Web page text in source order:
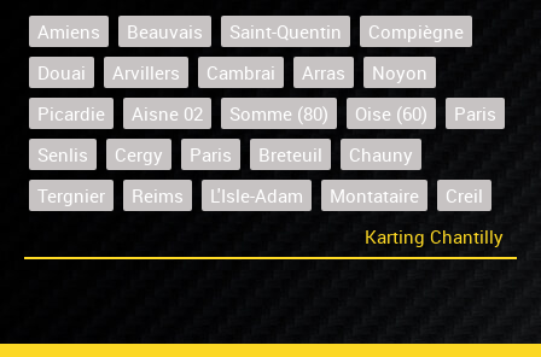
Amiens Beauvais Saint-Quentin
Compiègne
Douai
Arvillers Cambrai Arras
Noyon
Picardie
Aisne 02 Somme (80) Oise (60)
Paris
Senlis
Cergy Paris Breteuil
Chauny
Tergnier
Reims L'Isle-Adam Montataire
Creil
Karting Chantilly